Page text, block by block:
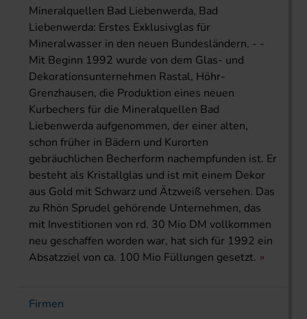
Mineralquellen Bad Liebenwerda, Bad
Liebenwerda: Erstes Exklusivglas für
Mineralwasser in den neuen Bundesländern. - -
Mit Beginn 1992 wurde von dem Glas- und
Dekorationsunternehmen Rastal, Höhr-
Grenzhausen, die Produktion eines neuen
Kurbechers für die Mineralquellen Bad
Liebenwerda aufgenommen, der einer alten,
schon früher in Bädern und Kurorten
gebräuchlichen Becherform nachempfunden ist. Er
besteht als Kristallglas und ist mit einem Dekor
aus Gold mit Schwarz und Ätzweiß versehen. Das
zu Rhön Sprudel gehörende Unternehmen, das
mit Investitionen von rd. 30 Mio DM vollkommen
neu geschaffen worden war, hat sich für 1992 ein
Absatzziel von ca. 100 Mio Füllungen gesetzt.
Firmen